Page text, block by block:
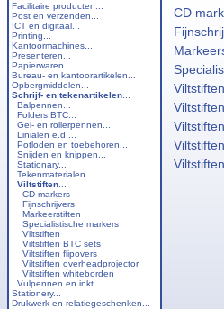
Facilitaire producten...
Post en verzenden...
ICT en digitaal...
Printing...
Kantoormachines...
Presenteren...
Papierwaren...
Bureau- en kantoorartikelen...
Opbergmiddelen...
Schrijf- en tekenartikelen
Balpennen...
Folders BTC...
Gel- en rollerpennen...
Linialen e.d....
Potloden en toebehoren...
Snijden en knippen...
Stationary...
Tekenmaterialen...
Viltstiften
CD markers
Fijnschrijvers
Markeerstiften
Specialistische markers
Viltstiften
Viltstiften BTC sets
Viltstiften flipovers
Viltstiften overheadprojector
Viltstiften whiteborden
Vulpennen en inkt...
Stationery...
Drukwerk en relatiegeschenken...
CD
Viltstiften